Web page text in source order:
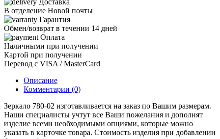
В отделение Новой почты
Гарантия
Обмен/возврат в течении 14 дней
Оплата
Наличными при получении
Картой при получении
Перевод с VISA / MasterCard
Описание
Комментарии (0)
Зеркало 780-02 изготавливается на заказ по Вашим размерам.
Наши специалисты учтут все Ваши пожелания и дополнят
изделие всеми необходимыми опциями, которые можно
указать в карточке товара. Стоимость изделия при добавлении